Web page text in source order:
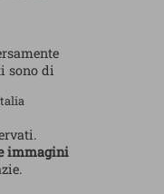
sono di
immagini